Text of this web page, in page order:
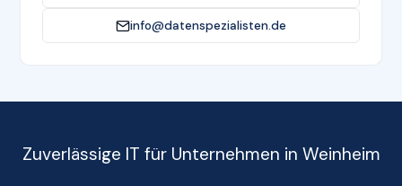
info@datenspezialisten.de
Zuverlässige IT für Unternehmen in Weinheim